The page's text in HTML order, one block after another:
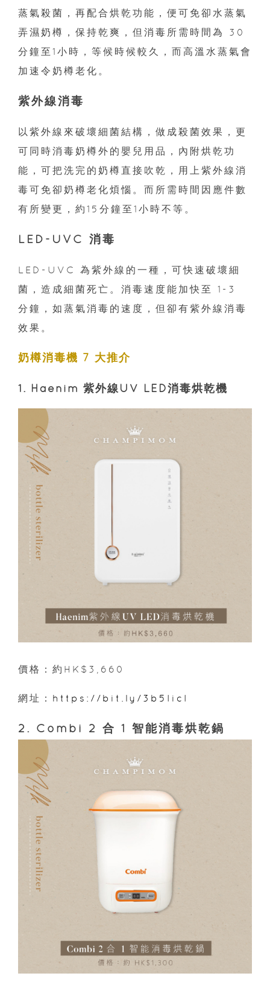
蒸氣殺菌，再配合烘乾功能，便可免卻水蒸氣
弄濕奶樽，保持乾爽，但消毒所需時間為 30
分鐘至1小時，等候時候較久，而高溫水蒸氣會
加速令奶樽老化。
紫外線消毒
以紫外線來破壞細菌結構，做成殺菌效果，更
可同時消毒奶樽外的嬰兒用品，內附烘乾功
能，可把洗完的奶樽直接吹乾，用上紫外線消
毒可免卻奶樽老化煩惱。而所需時間因應件數
有所變更，約15分鐘至1小時不等。
LED-UVC 消毒
LED-UVC 為紫外線的一種，可快速破壞細
菌，造成細菌死亡。消毒速度能加快至 1-3
分鐘，如蒸氣消毒的速度，但卻有紫外線消毒
效果。
奶樽消毒機 7 大推介
1. Haenim 紫外線UV LED消毒烘乾機
價格：約HK$3,660
網址： https://bit.ly/3b5IicI
2. Combi 2 合 1 智能消毒烘乾鍋